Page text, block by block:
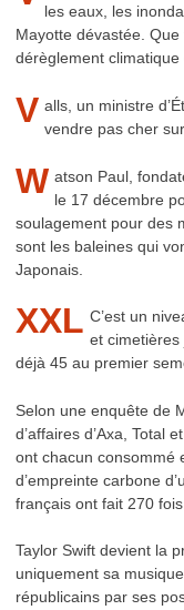
les eaux, les
Mayotte dévastée.
dérèglement
V alls, un ministre
vendre pas cher
W atson Paul,
le 17 décembre
soulagement pour des
sont les baleines qui
Japonais.
XXL C’est un
et
déjà 45 au premier
Selon une enquête de
d’affaires d’Axa, Total
ont chacun consommé
d’empreinte carbone
français ont fait 270
Taylor Swift devient la
uniquement sa
républicains par ses